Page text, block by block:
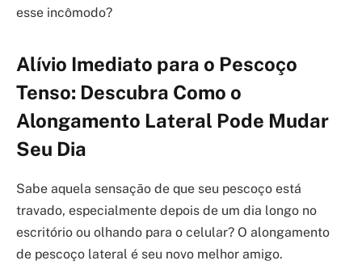
esse incômodo?
Alívio Imediato para o Pescoço
Tenso: Descubra Como o
Alongamento Lateral Pode Mudar
Seu Dia
Sabe aquela sensação de que seu pescoço está
travado, especialmente depois de um dia longo no
escritório ou olhando para o celular? O alongamento
de pescoço lateral é seu novo melhor amigo.